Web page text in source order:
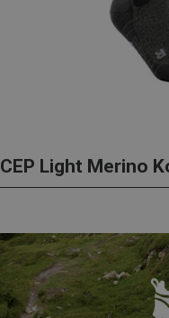
CEP Light Merino